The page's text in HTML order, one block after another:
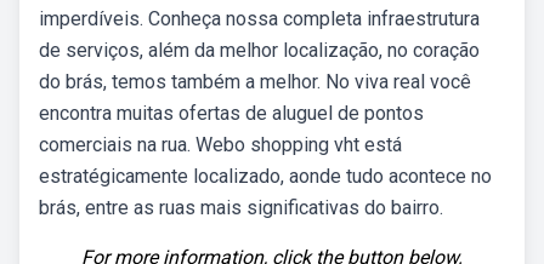
imperdíveis. Conheça nossa completa infraestrutura
de serviços, além da melhor localização, no coração
do brás, temos também a melhor. No viva real você
encontra muitas ofertas de aluguel de pontos
comerciais na rua. Webo shopping vht está
estratégicamente localizado, aonde tudo acontece no
brás, entre as ruas mais significativas do bairro.
For more information, click the button below.